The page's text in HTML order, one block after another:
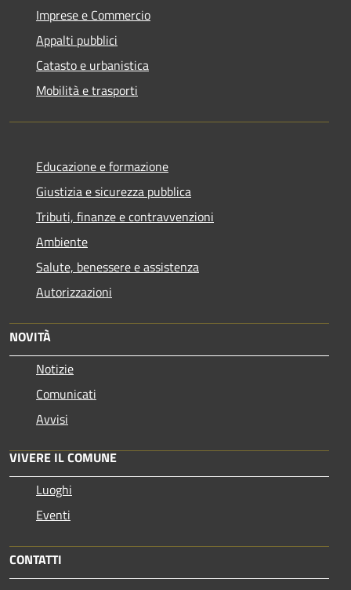
Imprese e Commercio
Appalti pubblici
Catasto e urbanistica
Mobilità e trasporti
Educazione e formazione
Giustizia e sicurezza pubblica
Tributi, finanze e contravvenzioni
Ambiente
Salute, benessere e assistenza
Autorizzazioni
NOVITÀ
Notizie
Comunicati
Avvisi
VIVERE IL COMUNE
Luoghi
Eventi
CONTATTI